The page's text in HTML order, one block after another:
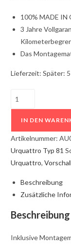
100% MADE IN
3 Jahre
Das
Lieferzeit:Später:
IN DEN
Artikelnummer:
Urquattro Typ 81
Urquattro,
Beschreibung
Zusätzliche
Beschreibung
Inklusive